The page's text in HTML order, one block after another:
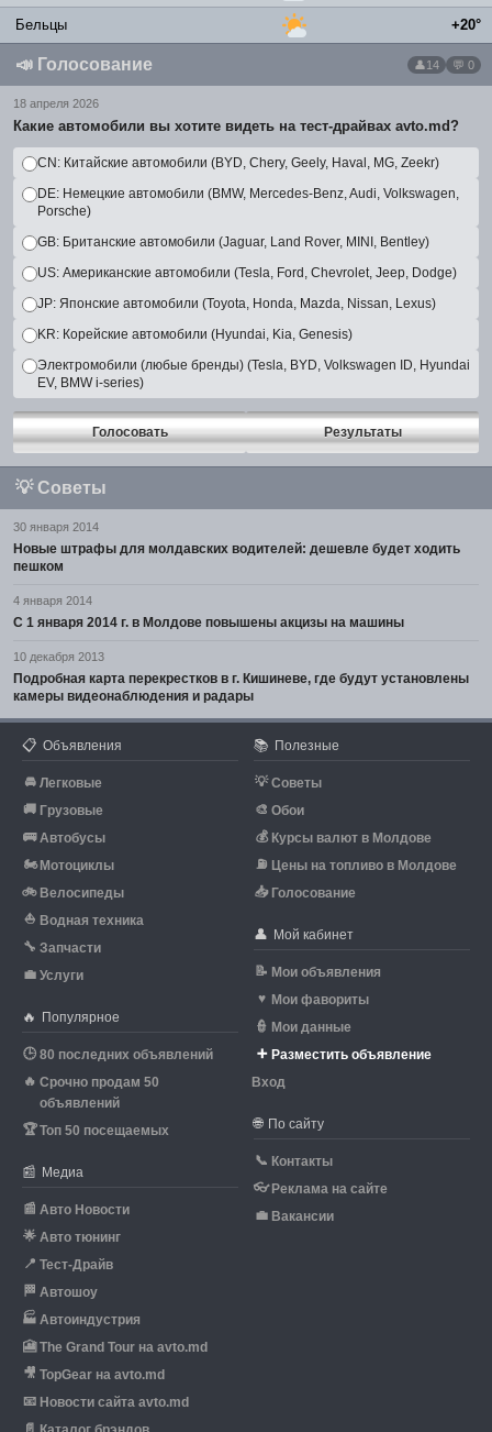
Бельцы +20°
📣 Голосование 14 💬 0
18 апреля 2026
Какие автомобили вы хотите видеть на тест-драйвах avto.md?
CN: Китайские автомобили (BYD, Chery, Geely, Haval, MG, Zeekr)
DE: Немецкие автомобили (BMW, Mercedes-Benz, Audi, Volkswagen,
Porsche)
GB: Британские автомобили (Jaguar, Land Rover, MINI, Bentley)
US: Американские автомобили (Tesla, Ford, Chevrolet, Jeep, Dodge)
JP: Японские автомобили (Toyota, Honda, Mazda, Nissan, Lexus)
KR: Корейские автомобили (Hyundai, Kia, Genesis)
Электромобили (любые бренды) (Tesla, BYD, Volkswagen ID, Hyundai
EV, BMW i-series)
Голосовать Результаты
💡 Советы
30 января 2014
Новые штрафы для молдавских водителей: дешевле будет ходить
пешком
4 января 2014
С 1 января 2014 г. в Молдове повышены акцизы на машины
10 декабря 2013
Подробная карта перекрестков в г. Кишиневе, где будут установлены
камеры видеонаблюдения и радары
📋 Объявления
🚘 Легковые
🚚 Грузовые
🚌 Автобусы
🏍 Мотоциклы
🚲 Велосипеды
⛵ Водная техника
🔧 Запчасти
💼 Услуги
🔥 Популярное
🕒 80 последних объявлений
🔥 Срочно продам 50
объявлений
🏆Топ 50 посещаемых
📰 Медиа
📰 Авто Новости
🌟 Авто тюнинг
📍 Тест-Драйв
🏁 Автошоу
🏭 Автоиндустрия
🎦 The Grand Tour на avto.md
🎥 TopGear на avto.md
📧 Новости сайта avto.md
📄
📚 Полезные
💡 Советы
🎨 Обои
💰 Курсы валют в Молдове
⛽ Цены на топливо в Молдове
📥 Голосование
👤 Мой кабинет
📝 Мои объявления
♥ Мои фавориты
👮 Мои данные
➕ Разместить объявление
Вход
🌐 По сайту
📞 Контакты
👓 Реклама на сайте
💼 Вакансии